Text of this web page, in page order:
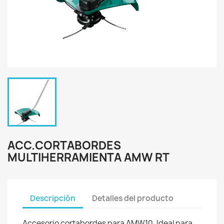
ACC.CORTABORDES
MULTIHERRAMIENTA AMW RT
Descripción Detalles del producto